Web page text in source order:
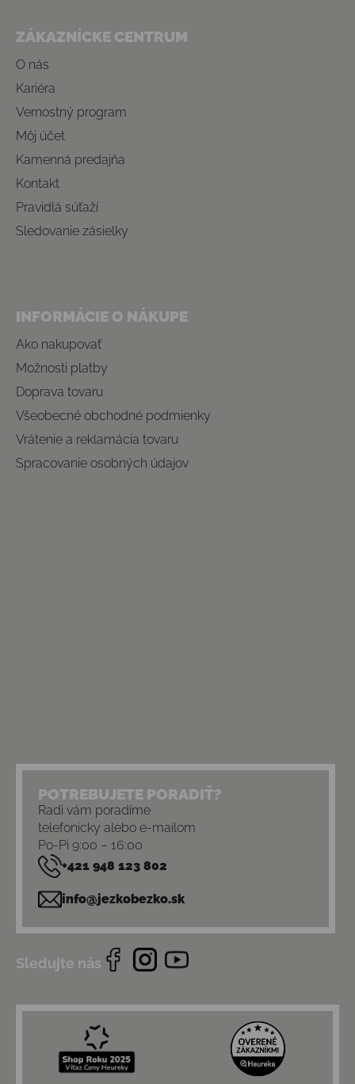
ZÁKAZNÍCKE CENTRUM
O nás
Kariéra
Vernostný program
Môj účet
Kamenná predajňa
Kontakt
Pravidlá súťaží
Sledovanie zásielky
INFORMÁCIE O NÁKUPE
Ako nakupovať
Možnosti platby
Doprava tovaru
Všeobecné obchodné podmienky
Vrátenie a reklamácia tovaru
Spracovanie osobných údajov
POTREBUJETE PORADIŤ?
Radi vám poradíme
telefonicky alebo e-mailom
Po-Pi 9:00 – 16:00
+421 948 123 802
info@jezkobezko.sk
Sledujte nás